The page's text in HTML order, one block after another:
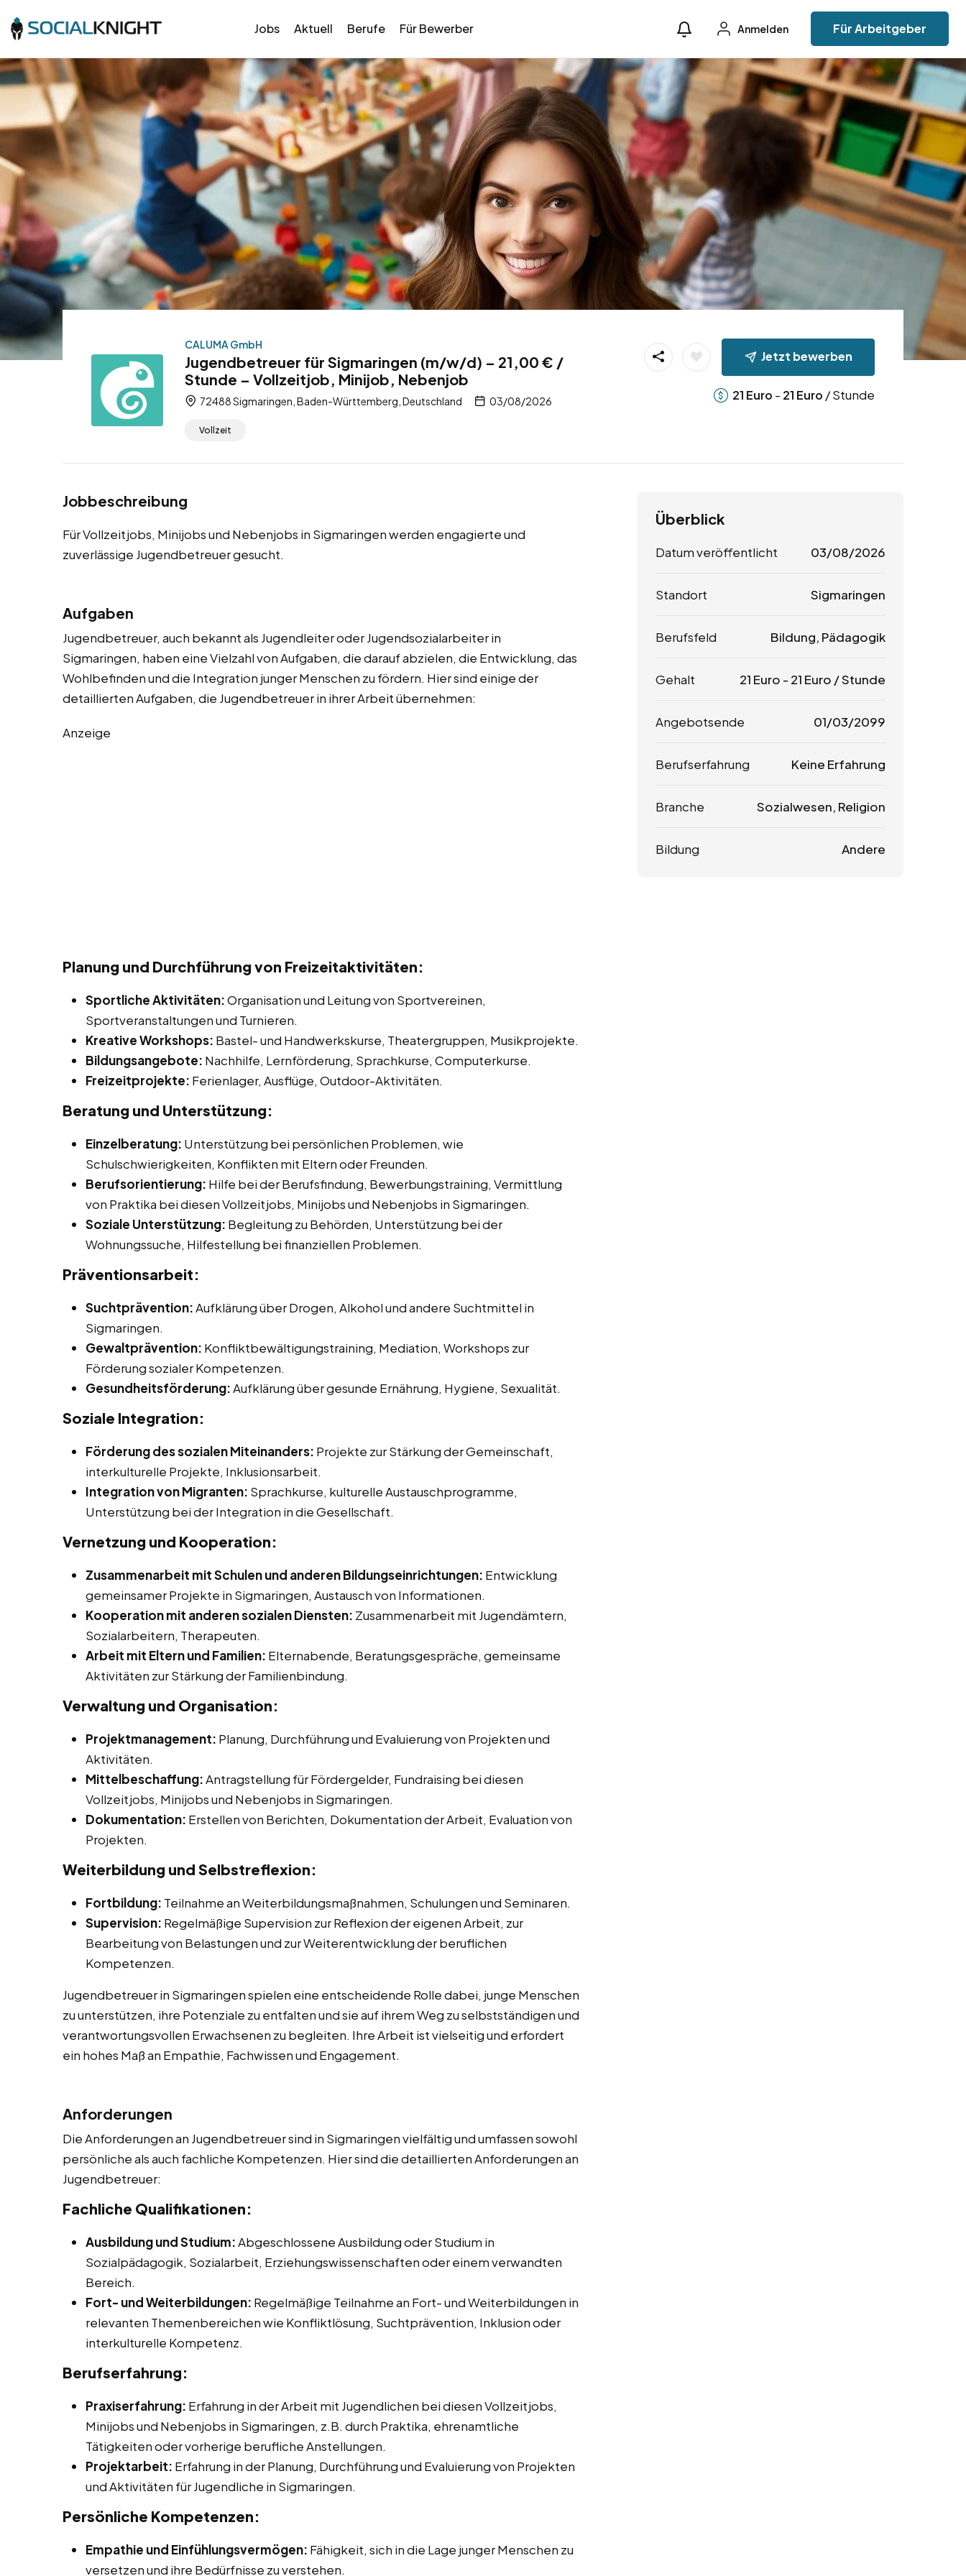
Jobs Aktuell Berufe Für Bewerber Anmelden Für Arbeitgeber
CALUMA GmbH
Jugendbetreuer für Sigmaringen (m/w/d) – 21,00 € /
Stunde – Vollzeitjob, Minijob, Nebenjob
72488 Sigmaringen, Baden-Württemberg, Deutschland 03/08/2026
Vollzeit
Jetzt bewerben
21 Euro - 21 Euro / Stunde
Jobbeschreibung
Für Vollzeitjobs, Minijobs und Nebenjobs in Sigmaringen werden engagierte und
zuverlässige Jugendbetreuer gesucht.
Aufgaben
Jugendbetreuer, auch bekannt als Jugendleiter oder Jugendsozialarbeiter in
Sigmaringen, haben eine Vielzahl von Aufgaben, die darauf abzielen, die Entwicklung, das
Wohlbefinden und die Integration junger Menschen zu fördern. Hier sind einige der
detaillierten Aufgaben, die Jugendbetreuer in ihrer Arbeit übernehmen:
Anzeige
Planung und Durchführung von Freizeitaktivitäten:
Sportliche Aktivitäten:Organisation und Leitung von Sportvereinen,
Sportveranstaltungen und Turnieren.
Kreative Workshops: Bastel- und Handwerkskurse, Theatergruppen, Musikprojekte.
Bildungsangebote: Nachhilfe, Lernförderung, Sprachkurse, Computerkurse.
Freizeitprojekte: Ferienlager, Ausflüge, Outdoor-Aktivitäten.
Beratung und Unterstützung:
Einzelberatung: Unterstützung bei persönlichen Problemen, wie
Schulschwierigkeiten, Konflikten mit Eltern oder Freunden.
Berufsorientierung: Hilfe bei der Berufsfindung, Bewerbungstraining, Vermittlung
von Praktika bei diesen Vollzeitjobs, Minijobs und Nebenjobs in Sigmaringen.
Soziale Unterstützung: Begleitung zu Behörden, Unterstützung bei der
Wohnungssuche, Hilfestellung bei finanziellen Problemen.
Präventionsarbeit:
Suchtprävention:Aufklärung über Drogen, Alkohol und andere Suchtmittel in
Sigmaringen.
Gewaltprävention: Konfliktbewältigungstraining, Mediation, Workshops zur
Förderung sozialer Kompetenzen.
Gesundheitsförderung:Aufklärung über gesunde Ernährung, Hygiene, Sexualität.
Soziale Integration:
Förderung des sozialen Miteinanders: Projekte zur Stärkung der Gemeinschaft,
interkulturelle Projekte, Inklusionsarbeit.
Integration von Migranten: Sprachkurse, kulturelle Austauschprogramme,
Unterstützung bei der Integration in die Gesellschaft.
Vernetzung und Kooperation:
Zusammenarbeit mit Schulen und anderen Bildungseinrichtungen: Entwicklung
gemeinsamer Projekte in Sigmaringen, Austausch von Informationen.
Kooperation mit anderen sozialen Diensten: Zusammenarbeit mit Jugendämtern,
Sozialarbeitern, Therapeuten.
Arbeit mit Eltern und Familien: Elternabende, Beratungsgespräche, gemeinsame
Aktivitäten zur Stärkung der Familienbindung.
Verwaltung und Organisation:
Projektmanagement: Planung, Durchführung und Evaluierung von Projekten und
Aktivitäten.
Mittelbeschaffung:Antragstellung für Fördergelder, Fundraising bei diesen
Vollzeitjobs, Minijobs und Nebenjobs in Sigmaringen.
Dokumentation: Erstellen von Berichten, Dokumentation der Arbeit, Evaluation von
Projekten.
Weiterbildung und Selbstreflexion:
Fortbildung: Teilnahme an Weiterbildungsmaßnahmen, Schulungen und Seminaren.
Supervision: Regelmäßige Supervision zur Reflexion der eigenen Arbeit, zur
Bearbeitung von Belastungen und zur Weiterentwicklung der beruflichen
Kompetenzen.
Jugendbetreuer in Sigmaringen spielen eine entscheidende Rolle dabei, junge Menschen
zu unterstützen, ihre Potenziale zu entfalten und sie auf ihrem Weg zu selbstständigen und
verantwortungsvollen Erwachsenen zu begleiten. Ihre Arbeit ist vielseitig und erfordert
ein hohes Maß an Empathie, Fachwissen und Engagement.
Anforderungen
Die Anforderungen an Jugendbetreuer sind in Sigmaringen vielfältig und umfassen sowohl
persönliche als auch fachliche Kompetenzen. Hier sind die detaillierten Anforderungen an
Jugendbetreuer:
Fachliche Qualifikationen:
Ausbildung und Studium:Abgeschlossene Ausbildung oder Studium in
Sozialpädagogik, Sozialarbeit, Erziehungswissenschaften oder einem verwandten
Bereich.
Fort- und Weiterbildungen: Regelmäßige Teilnahme an Fort- und Weiterbildungen in
relevanten Themenbereichen wie Konfliktlösung, Suchtprävention, Inklusion oder
interkulturelle Kompetenz.
Berufserfahrung:
Praxiserfahrung: Erfahrung in der Arbeit mit Jugendlichen bei diesen Vollzeitjobs,
Minijobs und Nebenjobs in Sigmaringen, z.B. durch Praktika, ehrenamtliche
Tätigkeiten oder vorherige berufliche Anstellungen.
Projektarbeit: Erfahrung in der Planung, Durchführung und Evaluierung von Projekten
und Aktivitäten für Jugendliche in Sigmaringen.
Persönliche Kompetenzen:
Empathie und Einfühlungsvermögen: Fähigkeit, sich in die Lage junger Menschen zu
versetzen und ihre Bedürfnisse zu verstehen.
Überblick
Datum veröffentlicht 03/08/2026
Standort Sigmaringen
Berufsfeld Bildung, Pädagogik
Gehalt 21 Euro - 21 Euro / Stunde
Angebotsende 01/03/2099
Berufserfahrung Keine Erfahrung
Branche Sozialwesen, Religion
Bildung Andere